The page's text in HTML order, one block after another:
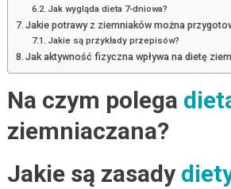
Jak wygląda dieta 7-dniowa?
Jakie potrawy z ziemniaków można
Jakie są przykłady przepisów?
Jak aktywność fizyczna wpływa na dietę
Na czym polega
ziemniaczana?
Jakie są zasady